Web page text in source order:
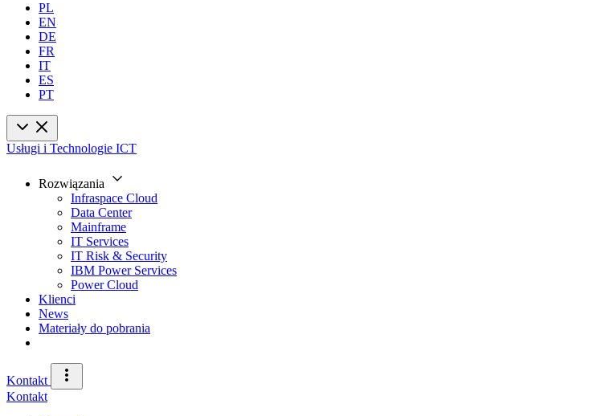
PL
EN
DE
FR
IT
ES
PT
Usługi i Technologie ICT
Rozwiązania
Infraspace Cloud
Data Center
Mainframe
IT Services
IT Risk & Security
IBM Power Services
Power Cloud
Klienci
News
Materiały do pobrania
Kontakt
Kontakt